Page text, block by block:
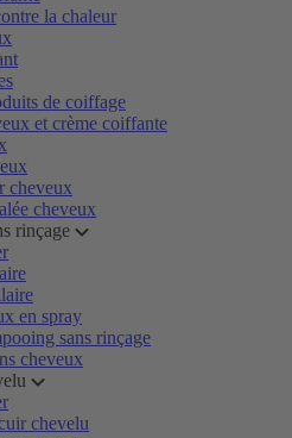
la chaleur
de coiffage
et crème coiffante
cheveux
cheveux
rinçage
en spray
sans rinçage
cheveux
chevelu